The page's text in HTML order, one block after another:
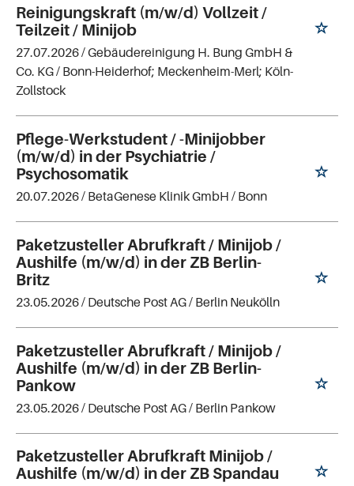
Reinigungskraft (m/w/d) Vollzeit /
Teilzeit / Minijob
27.07.2026 /Gebäudereinigung H. Bung GmbH &
Co. KG/ Bonn-Heiderhof; Meckenheim-Merl; Köln-
Zollstock
Pflege-Werkstudent / -Minijobber
(m/w/d) in der Psychiatrie /
Psychosomatik
20.07.2026 / BetaGenese Klinik GmbH / Bonn
Paketzusteller Abrufkraft / Minijob /
Aushilfe (m/w/d) in der ZB Berlin-
Britz
23.05.2026 / Deutsche Post AG/ Berlin Neukölln
Paketzusteller Abrufkraft / Minijob /
Aushilfe (m/w/d) in der ZB Berlin-
Pankow
23.05.2026 / Deutsche Post AG/ Berlin Pankow
Paketzusteller Abrufkraft Minijob /
Aushilfe (m/w/d) in der ZB Spandau